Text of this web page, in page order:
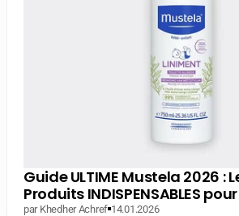
Guide ULTIME Mustela 2026 :
Produits INDISPENSABLES
par Khedher Achref 14.01.2026